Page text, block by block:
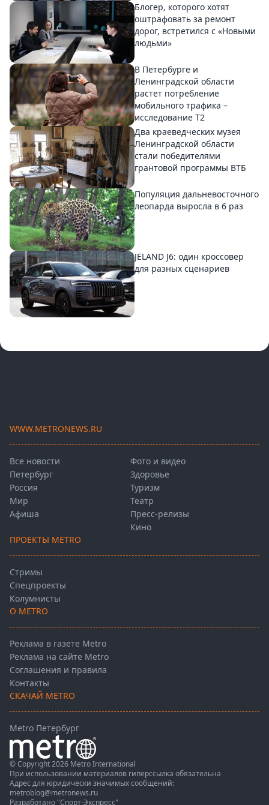
Блогер, которого хотят
оштрафовать за ремонт
дорог, встретился с «Новыми
людьми»
В Петербурге и
Ленинградской области
растет потребление
мобильного трафика –
исследование T2
Два краеведческих музея
Ленинградской области
стали победителями
грантовой программы ВТБ
Популяция дальневосточного
леопарда выросла в 6 раз
JELAND J6: один кроссовер
для разных сценариев
WWW.METRONEWS.RU
Все новости
Петербург
Россия
Мир
Афиша
Фото и видео
Здоровье
Туризм
Театр
Пресс-релизы
Кино
ПРОЕКТЫ METRO
Стримы
Спецпроекты
Колумнисты
О METRO
Реклама в газете Metro
Реклама на сайте Metro
Соглашения и правила
Контакты
СКАЧАЙ METRO
Metro Петербург
© Copyright 2026 Metro International
При использовании материалов гиперссылка обязательна
Адрес для юридически значимых сообщений:
metroblog@metronews.ru
Разработано "Спорт-Экспресс"